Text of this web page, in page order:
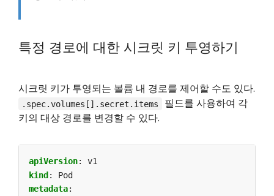
특정 경로에 대한 시크릿 키 투영하기
시크릿 키가 투영되는 볼륨 내 경로를 제어할 수도 있다.
.spec.volumes[].secret.items
필드를 사용하여 각
키의 대상 경로를 변경할 수 있다.
apiVersion:
v1
kind :
Pod
metadata: